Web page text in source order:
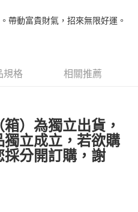
大用戶可立即使用無須另外申請。
成立後會自動跳轉到大哥付的交易
數、繳款截止日，確認付款後即完
帶動富貴財氣，招來無限好運。
規格 相關推薦
）為獨立出貨 ，
立成立，若欲購
採分開訂購，謝